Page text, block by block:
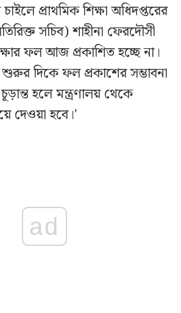
প্রাথমিক শিক্ষা অধিদপ্তরের
সচিব) শাহীনা ফেরদৌসী
ফল আজ প্রকাশিত হচ্ছে না।
দিকে ফল প্রকাশের সম্ভাবনা
হলে মন্ত্রণালয় থেকে
দেওয়া হবে।'
ad